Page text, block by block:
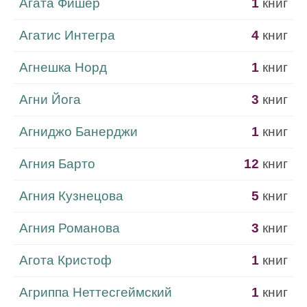
Агата Фишер 1 книг
Агатис Интегра 4 книг
Агнешка Норд 1 книг
Агни Йога 3 книг
Агниджо Банерджи 1 книг
Агния Барто 12 книг
Агния Кузнецова 5 книг
Агния Романова 3 книг
Агота Кристоф 1 книг
Агриппа Неттесгеймский 1 книг